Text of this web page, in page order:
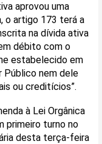
aprovou uma
o artigo 173 terá a
na dívida ativa
débito com o
estabelecido em
Público nem dele
ou creditícios”.
à Lei Orgânica
primeiro turno no
desta terça-feira